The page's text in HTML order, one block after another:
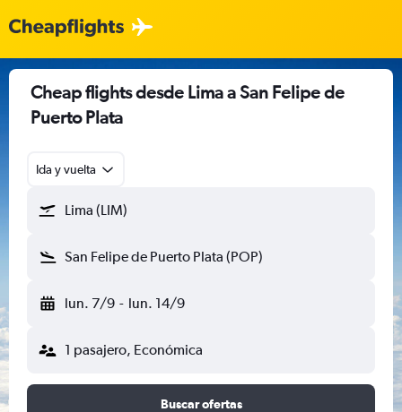
Cheap flights desde Lima a San Felipe de
Puerto Plata
Ida y vuelta
Lima (LIM)
San Felipe de Puerto Plata (POP)
lun. 7/9 - lun. 14/9
1 pasajero, Económica
Buscar ofertas